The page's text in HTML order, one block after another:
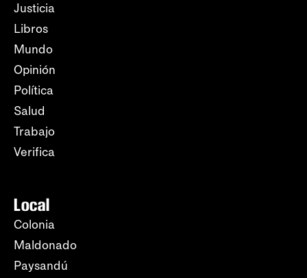
Justicia
Libros
Mundo
Opinión
Política
Salud
Trabajo
Verifica
Local
Colonia
Maldonado
Paysandú